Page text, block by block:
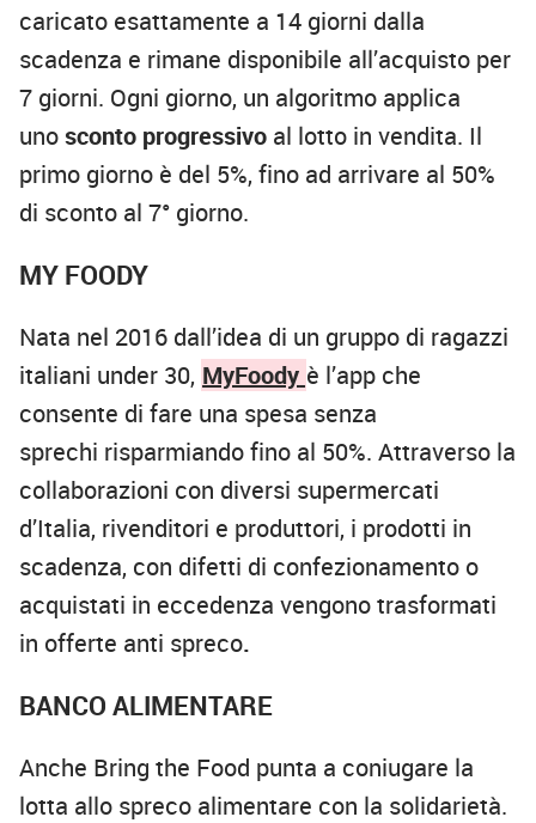
caricato esattamente a 14 giorni dalla
scadenza e rimane disponibile all’acquisto per
7 giorni. Ogni giorno, un algoritmo applica
unosconto progressivo al lotto in vendita. Il
primo giorno è del 5%, fino ad arrivare al 50%
di sconto al 7° giorno.
MY FOODY
Nata nel 2016 dall’idea di un gruppo di ragazzi
italiani under 30, MyFoody è l’app che
consente di fare una spesa senza
sprechi risparmiando fino al 50%. Attraverso la
collaborazioni con diversi supermercati
d’Italia, rivenditori e produttori, i prodotti in
scadenza, con difetti di confezionamento o
acquistati in eccedenza vengono trasformati
in offerte anti spreco.
BANCO ALIMENTARE
Anche Bring the Food punta a coniugare la
lotta allo spreco alimentare con la solidarietà.